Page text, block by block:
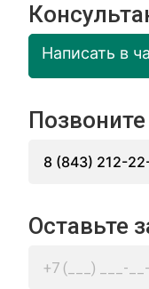
Написать в
8 (843) 212-
Оставьте